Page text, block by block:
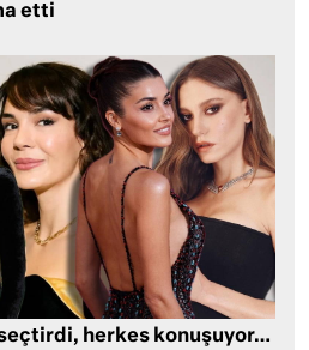
etti
herkes konuşuyor…